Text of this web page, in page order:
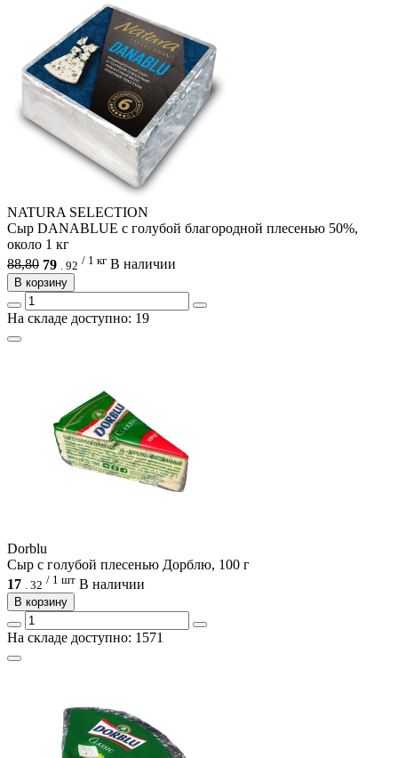
NATURA SELECTION
Сыр DANABLUE с голубой благородной плесенью 50%,
около 1 кг
88,80 79 92 / 1 кг В наличии
В корзину
На складе доступно: 19
Dorblu
Сыр с голубой плесенью Дорблю, 100 г
17
32 / 1 шт В наличии
В корзину
На складе доступно: 1571